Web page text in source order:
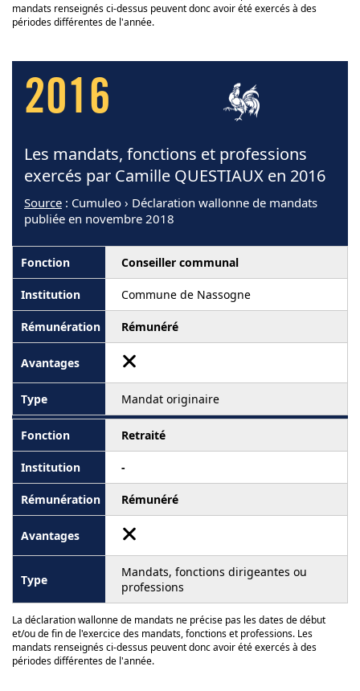
mandats renseignés ci-dessus peuvent donc avoir été exercés à des
périodes différentes de l'année.
2016
Les mandats, fonctions et professions
exercés par Camille QUESTIAUX en 2016
Source : Cumuleo › Déclaration wallonne de mandats
publiée en novembre 2018
Conseiller communal
Commune de Nassogne
Rémunéré
Mandat originaire
Retraité
-
Rémunéré
Mandats, fonctions dirigeantes ou
professions
La déclaration wallonne de mandats ne précise pas les dates de début
et/ou de fin de l'exercice des mandats, fonctions et professions. Les
mandats renseignés ci-dessus peuvent donc avoir été exercés à des
périodes différentes de l'année.